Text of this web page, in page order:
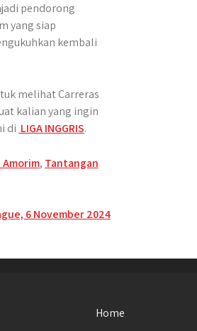
pendorong
yang siap
kembali
melihat Carreras
kalian yang ingin
di LIGA INGGRIS.
, Tantangan
6 November 2024
Home